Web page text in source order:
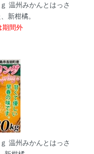
温州みかんとはっさ
新柑橘。
期間外
温州みかんとはっさ